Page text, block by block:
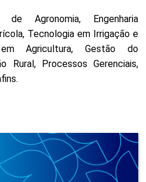
Agronomia, Engenharia
Tecnologia em Irrigação e
em Agricultura, Gestão do
Rural, Processos Gerenciais,